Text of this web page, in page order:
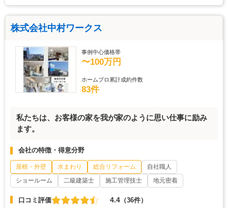
株式会社中村ワークス
事例中心価格帯
〜100万円
ホームプロ累計成約件数
83件
私たちは、お客様の家を我が家のように思い仕事に励み
ます。
会社の特徴・得意分野
屋根・外壁 水まわり 総合リフォーム
自社職人
ショールーム
二級建築士 施工管理技士 地元密着
口コミ評価 4.4 （36件）